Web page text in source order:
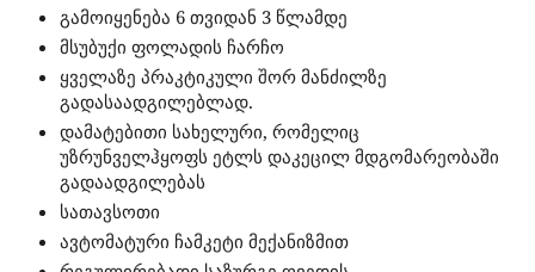
გამოიყენება 6 თვიდან 3 წლამდე
მსუბუქი ფოლადის ჩარჩო
ყველაზე პრაკტიკული შორ მანძილზე
გადასაადგილებლად.
დამატებითი სახელური, რომელიც
უზრუნველჰყოფს ეტლს დაკეცილ მდგომარეობაში
გადაადგილებას
სათავსოთი
ავტომატური ჩამკეტი მექანიზმით